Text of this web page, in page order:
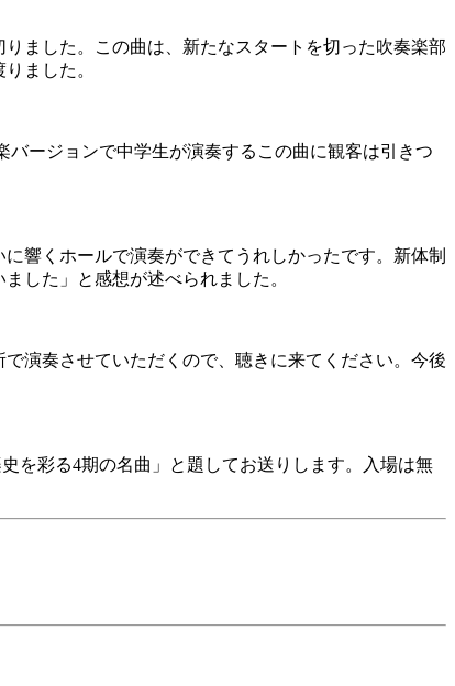
ました。この曲は、新たなスタートを切った吹奏楽部
ました。
ージョンで中学生が演奏するこの曲に観客は引きつ
響くホールで演奏ができてうれしかったです。新体制
した」と感想が述べられました。
演奏させていただくので、聴きに来てください。今後
を彩る4期の名曲」と題してお送りします。入場は無